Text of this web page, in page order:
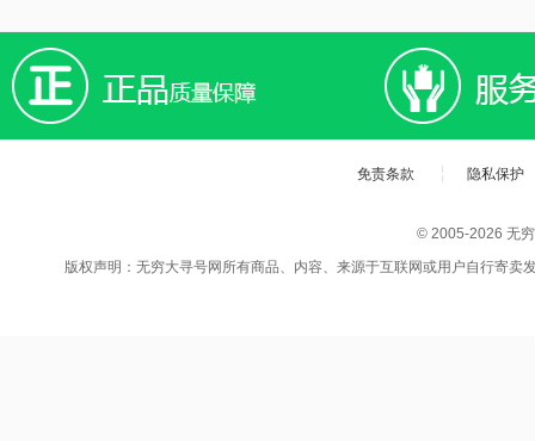
免责条款 隐私保护
© 2005-2026 无
版权声明：无穷大寻号网所有商品、内容、来源于互联网或用户自行寄卖